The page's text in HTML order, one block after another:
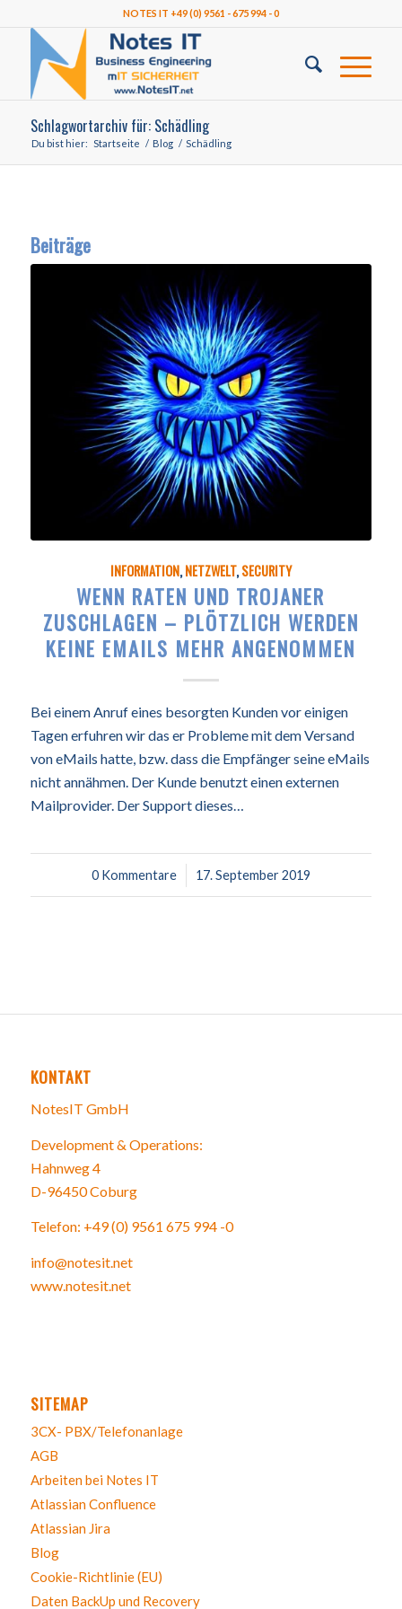
NOTES IT +49 (0) 9561 - 675 994 - 0
Schlagwortarchiv für: Schädling
Du bist hier: Startseite / Blog / Schädling
Beiträge
INFORMATION,NETZWELT,SECURITY
WENN RATEN UND TROJANER
ZUSCHLAGEN – PLÖTZLICH WERDEN
KEINE EMAILS MEHR ANGENOMMEN
Bei einem Anruf eines besorgten Kunden vor einigen
Tagen erfuhren wir das er Probleme mit dem Versand
von eMails hatte, bzw. dass die Empfänger seine eMails
nicht annähmen. Der Kunde benutzt einen externen
Mailprovider. Der Support dieses…
0 Kommentare
/ 17. September 2019
KONTAKT
NotesIT GmbH
Development & Operations:
Hahnweg 4
D-96450 Coburg
Telefon: +49 (0) 9561 675 994 -0
info@notesit.net
www.notesit.net
SITEMAP
3CX- PBX/Telefonanlage
AGB
Arbeiten bei Notes IT
Atlassian Confluence
Atlassian Jira
Blog
Cookie-Richtlinie (EU)
Daten BackUp und Recovery